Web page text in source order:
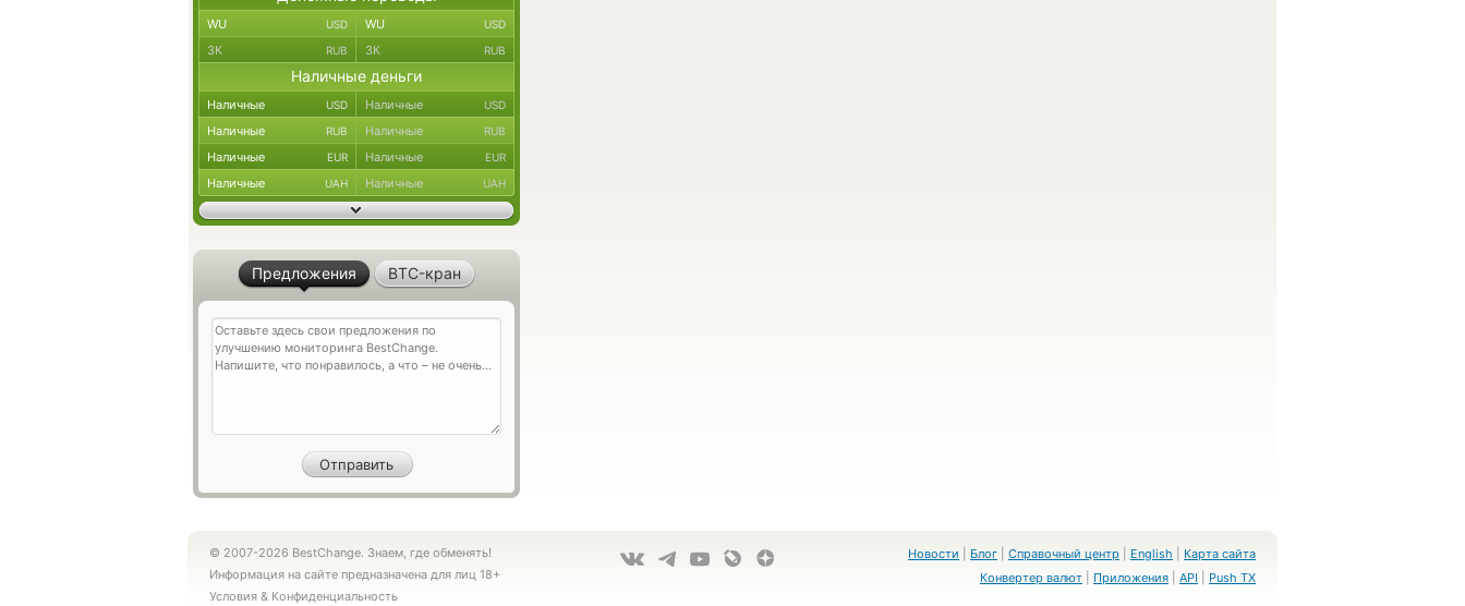
WU USD WU USD
ЗК RUB ЗК RUB
Наличные деньги
Наличные USD Наличные USD
Наличные RUB Наличные RUB
Наличные EUR Наличные EUR
Наличные UAH Наличные UAH
Предложения BTC-кран
© 2007-2026 BestChange. Знаем, где обменять!
Информация на сайте предназначена для лиц 18+
Условия & Конфиденциальность
Новости Блог Справочный центр English
Карта сайта
Конвертер валют
Приложения API Push TX